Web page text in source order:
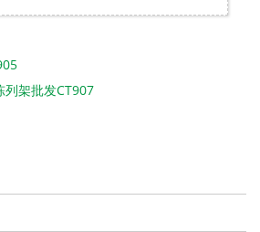
列架批发CT907